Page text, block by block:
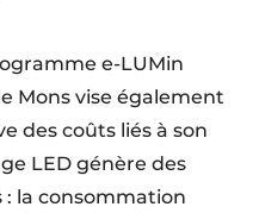
e-LUMin
Mons vise également
des coûts liés à son
LED génère des
: la consommation